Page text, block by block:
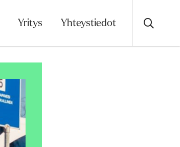
Yritys Yhteystiedot